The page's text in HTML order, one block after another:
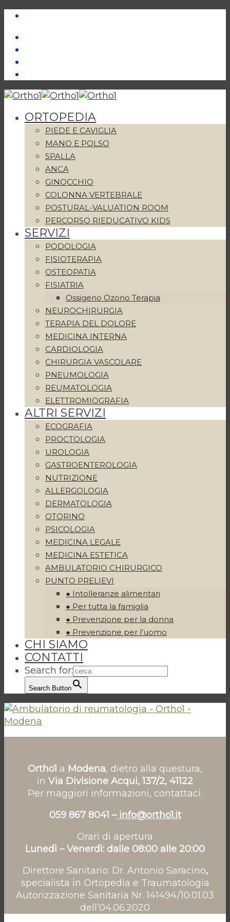
ORTOPEDIA
PIEDE E CAVIGLIA
MANO E POLSO
SPALLA
ANCA
GINOCCHIO
COLONNA VERTEBRALE
POSTURAL-VALUATION ROOM
PERCORSO RIEDUCATIVO KIDS
SERVIZI
PODOLOGIA
FISIOTERAPIA
OSTEOPATIA
FISIATRIA
Ossigeno Ozono Terapia
NEUROCHIRURGIA
TERAPIA DEL DOLORE
MEDICINA INTERNA
CARDIOLOGIA
CHIRURGIA VASCOLARE
PNEUMOLOGIA
REUMATOLOGIA
ELETTROMIOGRAFIA
ALTRI SERVIZI
ECOGRAFIA
PROCTOLOGIA
UROLOGIA
GASTROENTEROLOGIA
NUTRIZIONE
ALLERGOLOGIA
DERMATOLOGIA
OTORINO
PSICOLOGIA
MEDICINA LEGALE
MEDICINA ESTETICA
AMBULATORIO CHIRURGICO
PUNTO PRELIEVI
● Intolleranze alimentari
● Per tutta la famiglia
● Prevenzione per la donna
● Prevenzione per l’uomo
CHI SIAMO
CONTATTI
Search for:
Search Button
Ortho1 a Modena, dietro alla questura,
in Via Divisione Acqui, 137/2, 41122
Per maggiori informazioni, contattaci:
059 867 8041 –info@ortho1.it
Orari di apertura
Lunedì – Venerdì: dalle 08:00 alle 20:00
Direttore Sanitario: Dr. Antonio Saracino,
specialista in Ortopedia e Traumatologia
Autorizzazione Sanitaria Nr. 141494/10.01.03
dell’04.06.2020